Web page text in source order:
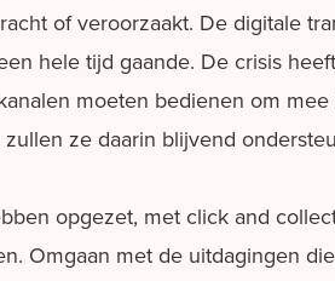
of veroorzaakt. De digitale
hele tijd gaande. De crisis
moeten bedienen om
ze daarin blijvend
opgezet, met click and
Omgaan met de uitdagingen